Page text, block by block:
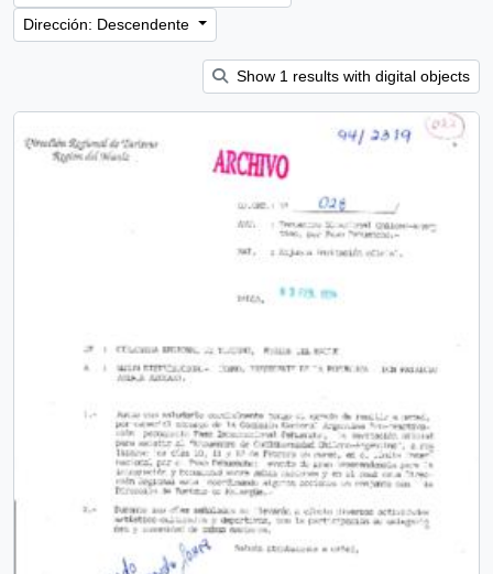
Dirección: Descendente
Show 1 results with digital objects